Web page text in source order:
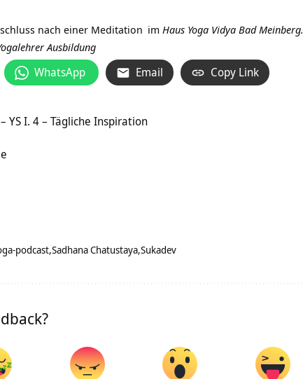
nach einer Meditation im Haus Yoga Vidya Bad Meinberg.
Ausbildung
WhatsApp Email Copy Link
I. 4 – Tägliche Inspiration
podcast Sadhana Chatustaya Sukadev